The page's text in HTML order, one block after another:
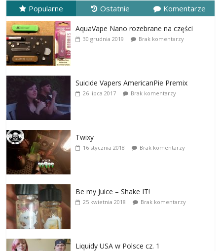
Popularne Ostatnie Komentarze
AquaVape Nano rozebrane na części
30 grudnia 2019 Brak komentarzy
Suicide Vapers AmericanPie Premix
26 lipca 2017 Brak komentarzy
Twixy
16 stycznia 2018 Brak komentarzy
Be my Juice – Shake IT!
25 kwietnia 2018 Brak komentarzy
Liquidy USA w Polsce cz. 1